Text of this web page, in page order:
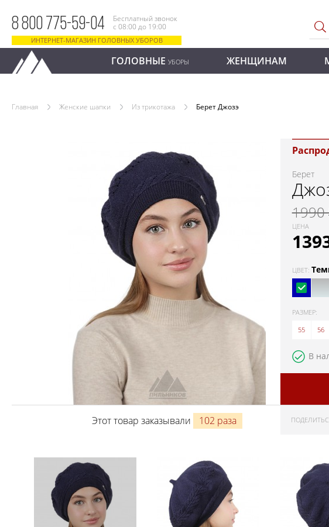
8 800 775-59-04
Бесплатный звонок
с 08:00 до 19:00
ИНТЕРНЕТ-МАГАЗИН ГОЛОВНЫХ УБОРОВ
ГОЛОВНЫЕ УБОРЫ ЖЕНЩИНАМ
Главная Женские шапки Из трикотажа Берет Джозэ
Берет
1990
ЦЕНА
ЦВЕТ:
РАЗМЕР:
55
56
В
Этот товар заказывали 102 раза